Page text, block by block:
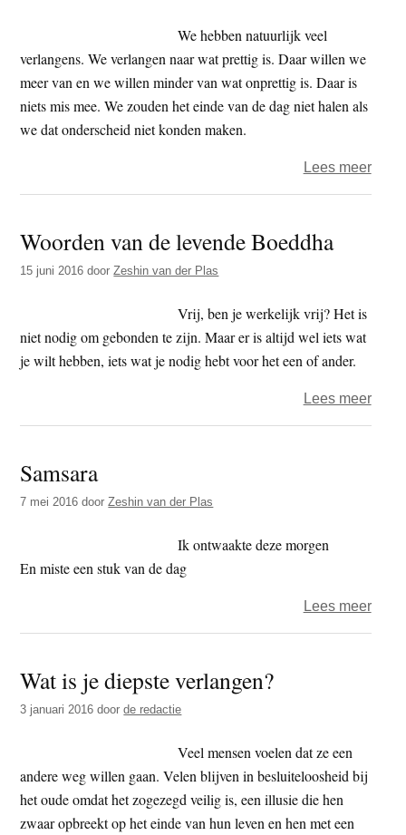
We hebben natuurlijk veel
verlangens. We verlangen naar wat prettig is. Daar willen we
meer van en we willen minder van wat onprettig is. Daar is
niets mis mee. We zouden het einde van de dag niet halen als
we dat onderscheid niet konden maken.
Lees meerover
Woorden van de levende Boeddha
15 juni 2016 doorZeshin van der Plas
Vrij, ben je werkelijk vrij? Het is
niet nodig om gebonden te zijn. Maar er is altijd wel iets wat
je wilt hebben, iets wat je nodig hebt voor het een of ander.
Lees meerover
Samsara
7 mei 2016 doorZeshin van der Plas
Ik ontwaakte deze morgen
En miste een stuk van de dag
Lees meerover
Wat is je diepste verlangen?
3 januari 2016 doorde redactie
Veel mensen voelen dat ze een
andere weg willen gaan. Velen blijven in besluiteloosheid bij
het oude omdat het zogezegd veilig is, een illusie die hen
zwaar opbreekt op het einde van hun leven en hen met een